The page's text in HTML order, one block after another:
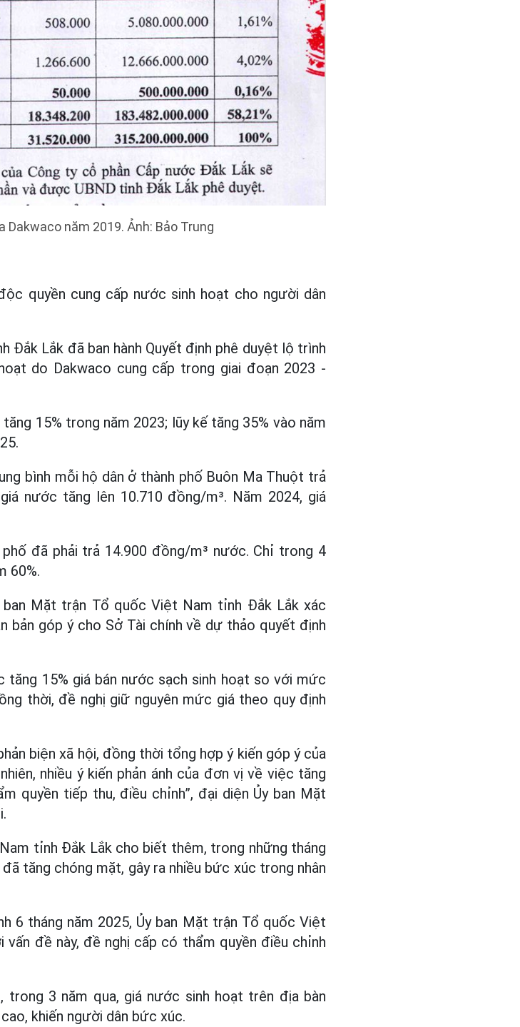
Dakwaco năm 2019. Ảnh: Bảo Trung
quyền cung cấp nước sinh hoạt cho người dân
Đắk Lắk đã ban hành Quyết định phê duyệt lộ trình
do Dakwaco cung cấp trong giai đoạn 2023 -
15% trong năm 2023; lũy kế tăng 35% vào năm
bình mỗi hộ dân ở thành phố Buôn Ma Thuột trả
nước tăng lên 10.710 đồng/m³. Năm 2024, giá
đã phải trả 14.900 đồng/m³ nước. Chỉ trong 4
60%.
ban Mặt trận Tổ quốc Việt Nam tỉnh Đắk Lắk xác
bản góp ý cho Sở Tài chính về dự thảo quyết định
15% giá bán nước sạch sinh hoạt so với mức
thời, đề nghị giữ nguyên mức giá theo quy định
biện xã hội, đồng thời tổng hợp ý kiến góp ý của
nhiều ý kiến phản ánh của đơn vị về việc tăng
quyền tiếp thu, điều chỉnh”, đại diện Ủy ban Mặt
tỉnh Đắk Lắk cho biết thêm, trong những tháng
tăng chóng mặt, gây ra nhiều bức xúc trong nhân
6 tháng năm 2025, Ủy ban Mặt trận Tổ quốc Việt
đề này, đề nghị cấp có thẩm quyền điều chỉnh
3 năm qua, giá nước sinh hoạt trên địa bàn
khiến người dân bức xúc.